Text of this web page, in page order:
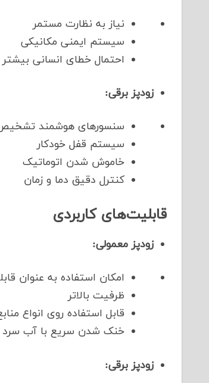
نیاز به نظارت مستمر
سیستم ایمنی مکانیکی
احتمال خطای انسانی بیشتر
زودپز برقی:
سنسورهای هوشمند
سیستم قفل خودکار
خاموش شدن اتوماتیک
کنترل دقیق دما و زمان
قابلیت‌های کاربردی
زودپز معمولی:
امکان استفاده به عنوان
ظرفیت بالاتر
قابل استفاده روی انواع
خنک شدن سریع با آب سرد
زودپز برقی: